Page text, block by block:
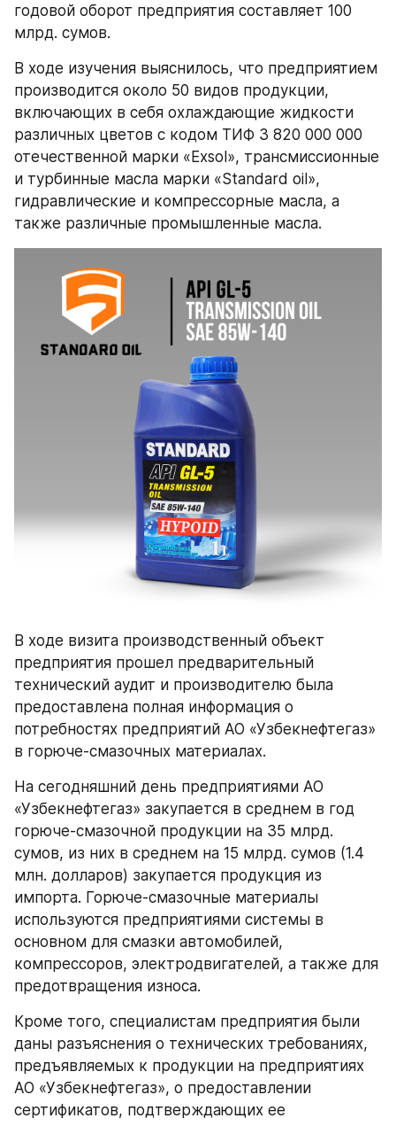
годовой оборот предприятия составляет 100
млрд. сумов.
В ходе изучения выяснилось, что предприятием
производится около 50 видов продукции,
включающих в себя охлаждающие жидкости
различных цветов с кодом ТИФ 3 820 000 000
отечественной марки «Exsol», трансмиссионные
и турбинные масла марки «Standard oil»,
гидравлические и компрессорные масла, а
также различные промышленные масла.
В ходе визита производственный объект
предприятия прошел предварительный
технический аудит и производителю была
предоставлена полная информация о
потребностях предприятий АО «Узбекнефтегаз»
в горюче-смазочных материалах.
На сегодняшний день предприятиями АО
«Узбекнефтегаз» закупается в среднем в год
горюче-смазочной продукции на 35 млрд.
сумов, из них в среднем на 15 млрд. сумов (1.4
млн. долларов) закупается продукция из
импорта. Горюче-смазочные материалы
используются предприятиями системы в
основном для смазки автомобилей,
компрессоров, электродвигателей, а также для
предотвращения износа.
Кроме того, специалистам предприятия были
даны разъяснения о технических требованиях,
предъявляемых к продукции на предприятиях
АО «Узбекнефтегаз», о предоставлении
сертификатов, подтверждающих ее